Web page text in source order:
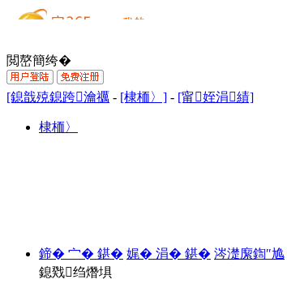
閲嶅簡绔�
[鎴戠殑鎴跨瀹禲 - [棣栭〉] - [甯姪涓績]
棣栭〉
鍗� 宀� 鍖� 娓� 涓� 鍖� 涔濋緳鍧″尯
鎴戣绉熸埧